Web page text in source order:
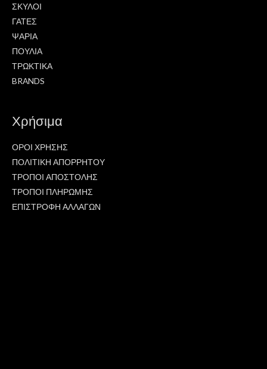
ΣΚΥΛΟΙ
ΓΑΤΕΣ
ΨΑΡΙΑ
ΠΟΥΛΙΑ
ΤΡΩΚΤΙΚΑ
BRANDS
Χρήσιμα
ΟΡΟΙ ΧΡΗΣΗΣ
ΠΟΛΙΤΙΚΗ ΑΠΟΡΡΗΤΟΥ
ΤΡΟΠΟΙ ΑΠΟΣΤΟΛΗΣ
ΤΡΟΠΟΙ ΠΛΗΡΩΜΗΣ
ΕΠΙΣΤΡΟΦΗ ΑΛΛΑΓΩΝ